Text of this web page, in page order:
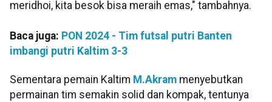
meridhoi, kita besok bisa meraih emas," tambahnya.
Baca juga: PON 2024 - Tim futsal putri Banten
imbangi putri Kaltim 3-3
Sementara pemain Kaltim M.Akram menyebutkan
permainan tim semakin solid dan kompak, tentunya